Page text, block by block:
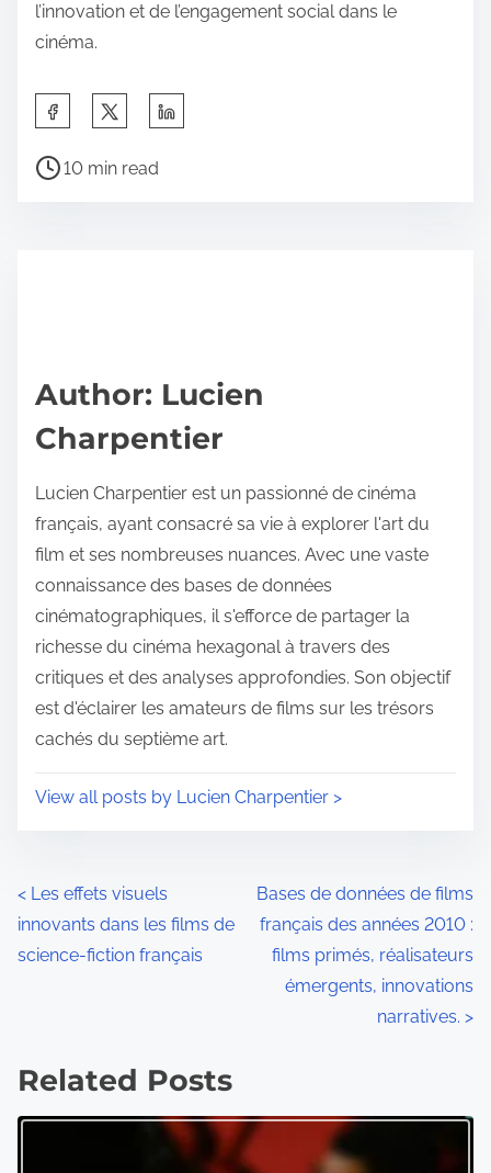
l’innovation et de l’engagement social dans le
cinéma.
a
p
s
P
t
i
e
10 min read
Author: Lucien
Charpentier
Lucien Charpentier est un passionné de cinéma
français, ayant consacré sa vie à explorer l'art du
film et ses nombreuses nuances. Avec une vaste
connaissance des bases de données
cinématographiques, il s'efforce de partager la
richesse du cinéma hexagonal à travers des
critiques et des analyses approfondies. Son objectif
est d'éclairer les amateurs de films sur les trésors
cachés du septième art.
View all posts by Lucien Charpentier >
P
o
s
n
< Les effets visuels
innovants dans les films de
science-fiction français
Bases de données de films
français des années 2010 :
films primés, réalisateurs
émergents, innovations
narratives. >
Related Posts